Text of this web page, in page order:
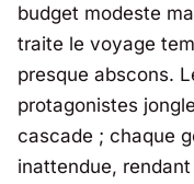
budget modeste
traite le voyage
presque abscons.
protagonistes
cascade ; chaque
inattendue,